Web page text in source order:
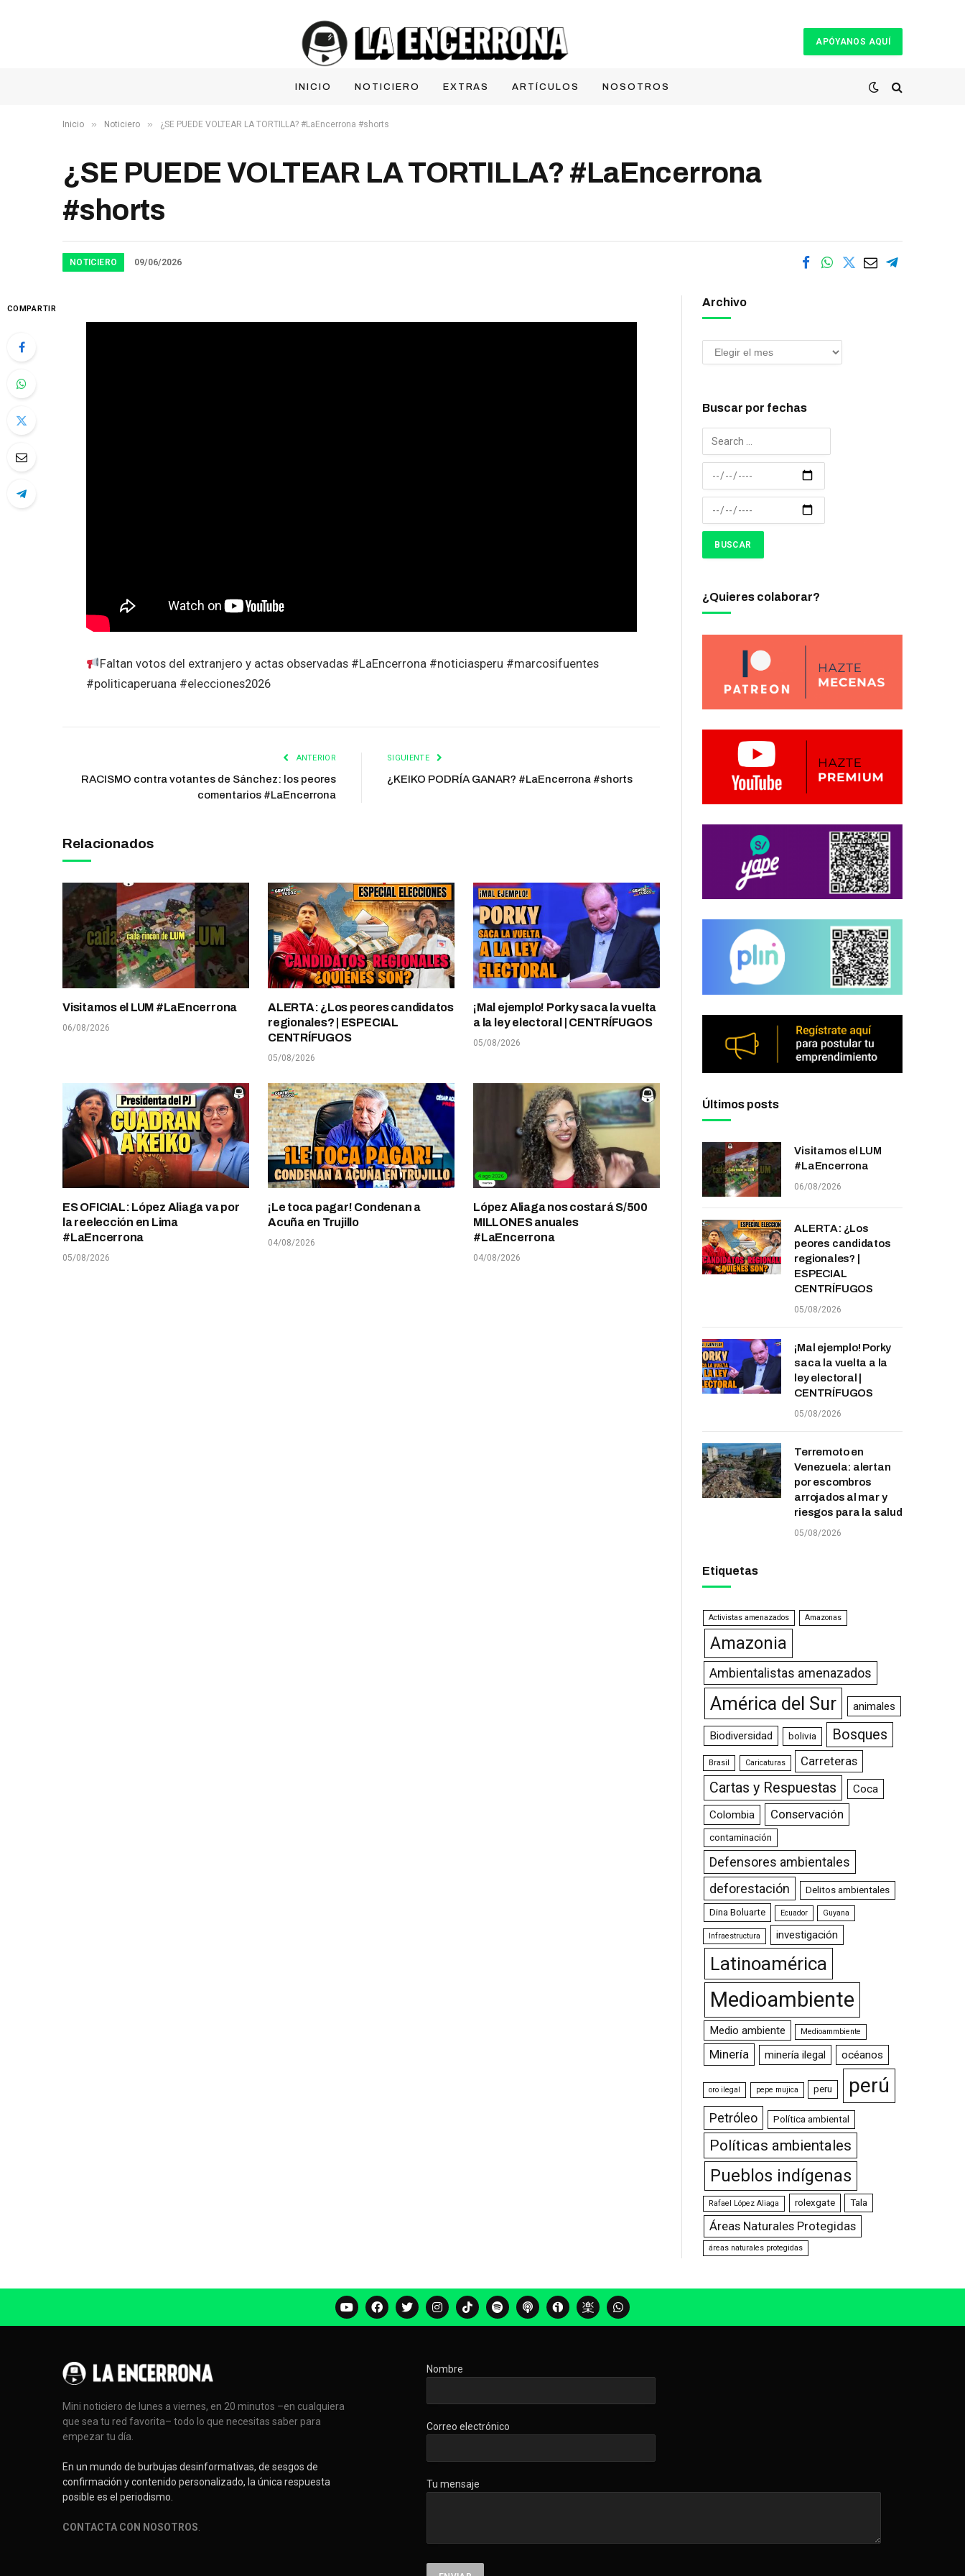
APÓYANOS AQUÍ
INICIO NOTICIERO EXTRAS ARTÍCULOS NOSOTROS
Inicio » Noticiero » ¿SE PUEDE VOLTEAR LA TORTILLA? #LaEncerrona #shorts
¿SE PUEDE VOLTEAR LA TORTILLA? #LaEncerrona
#shorts
NOTICIERO 09/06/2026
COMPARTIR
Faltan votos del extranjero y actas observadas #LaEncerrona #noticiasperu #marcosifuentes
#politicaperuana #elecciones2026
ANTERIOR
RACISMO contra votantes de Sánchez: los peores
comentarios #LaEncerrona
SIGUIENTE
¿KEIKO PODRÍA GANAR? #LaEncerrona #shorts
Relacionados
Visitamos el LUM #LaEncerrona
06/08/2026
ALERTA: ¿Los peores candidatos
regionales? | ESPECIAL
CENTRÍFUGOS
05/08/2026
¡Mal ejemplo! Porky saca la vuelta
a la ley electoral | CENTRÍFUGOS
05/08/2026
ES OFICIAL: López Aliaga va por
la reelección en Lima
#LaEncerrona
05/08/2026
¡Le toca pagar! Condenan a
Acuña en Trujillo
04/08/2026
López Aliaga nos costará S/500
MILLONES anuales
#LaEncerrona
04/08/2026
Archivo
Buscar por fechas
¿Quieres colaborar?
Últimos posts
Visitamos el LUM
#LaEncerrona
06/08/2026
ALERTA: ¿Los
peores candidatos
regionales? |
ESPECIAL
CENTRÍFUGOS
05/08/2026
¡Mal ejemplo! Porky
saca la vuelta a la
ley electoral |
CENTRÍFUGOS
05/08/2026
Terremoto en
Venezuela: alertan
por escombros
arrojados al mar y
riesgos para la salud
05/08/2026
Etiquetas
Activistas amenazados Amazonas
Amazonia
Ambientalistas amenazados
América del Sur animales
Biodiversidad bolivia Bosques
Brasil Caricaturas Carreteras
Cartas y Respuestas
Coca
Colombia
Conservación
contaminación
Defensores ambientales
deforestación
Delitos ambientales
Dina Boluarte Ecuador Guyana
Infraestructura investigación
Latinoamérica
Medioambiente
Medio ambiente Medioammbiente
Minería minería ilegal océanos
oro ilegal pepe mujica peru perú
Petróleo Política ambiental
Políticas ambientales
Pueblos indígenas
Rafael López Aliaga rolexgate Tala
Áreas Naturales Protegidas
áreas naturales protegidas
Mini noticiero de lunes a viernes, en 20 minutos –en cualquiera
que sea tu red favorita– todo lo que necesitas saber para
empezar tu día.
En un mundo de burbujas desinformativas, de sesgos de
confirmación y contenido personalizado, la única respuesta
posible es el periodismo.
CONTACTA CON NOSOTROS
Nombre
Correo electrónico
Tu mensaje